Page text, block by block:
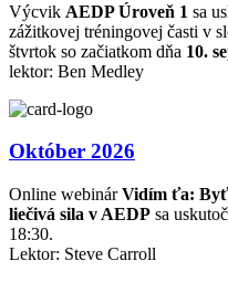
Výcvik AEDP Úroveň 1 sa
zážitkovej tréningovej časti v
štvrtok so začiatkom dňa 10.
lektor: Ben Medley
Október 2026
Online webinárVidím ťa: Byť
liečivá sila v AEDP sa
18:30.
Lektor: Steve Carroll